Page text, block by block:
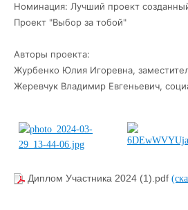
Номинация: Лучший проект
Проект "Выбор за тобой"
Авторы проекта:
Журбенко Юлия Игоревна,
Жеревчук Владимир Евгеньевич,
Диплом Участника 2024 (1).pdf